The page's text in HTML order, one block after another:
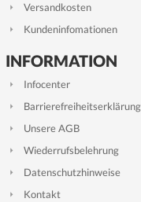
Versandkosten
Kundeninfomationen
INFORMATION
Infocenter
Barrierefreiheitserklärung
Unsere AGB
Wiederrufsbelehrung
Datenschutzhinweise
Kontakt